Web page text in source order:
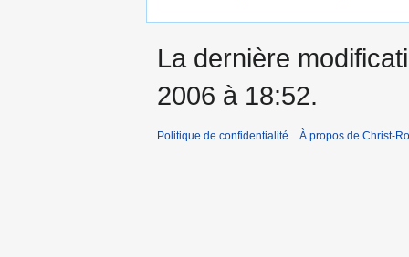
La dernière
2006 à 18:52.
Politique de confidentialité À propos de Christ-